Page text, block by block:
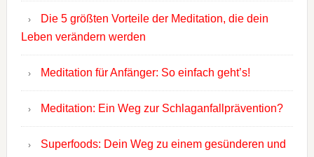
Die 5 größten Vorteile der Meditation, die dein
Leben verändern werden
Meditation für Anfänger: So einfach geht’s!
Meditation: Ein Weg zur Schlaganfallprävention?
Superfoods: Dein Weg zu einem gesünderen und